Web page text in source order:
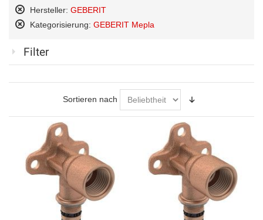
Hersteller: GEBERIT
Diesen
Artikel
Kategorisierung: GEBERIT Mepla
Artikel
entfernen
Filter
Sortieren nach